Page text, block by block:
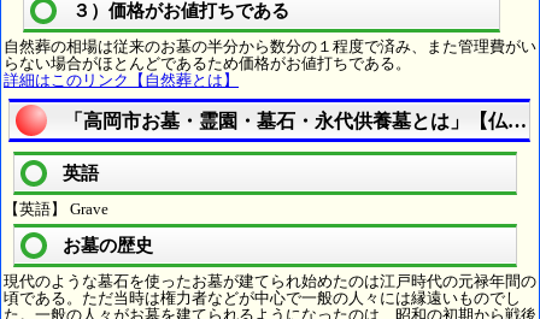
３）価格がお値打ちである
自然葬の相場は従来のお墓の半分から数分の１程度で済み、また管理費がい
らない場合がほとんどであるため価格がお値打ちである。
詳細はこのリンク【自然葬とは】
「高岡市お墓・霊園・墓石・永代供養墓とは」【仏教
英語
【英語】 Grave
お墓の歴史
現代のような墓石を使ったお墓が建てられ始めたのは江戸時代の元禄年間の
頃である。ただ当時は権力者などが中心で一般の人々には縁遠いものでし
た。一般の人々がお墓を建てられるようになったのは、昭和の初期から戦後